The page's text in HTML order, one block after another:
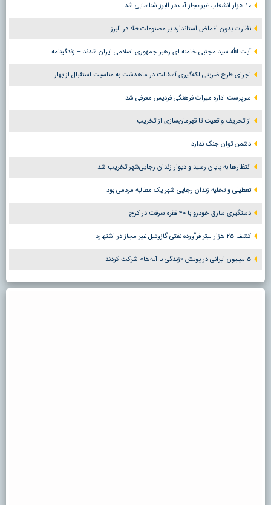
۱۰ هزار انشعاب غیرمجاز آب در البرز شناسایی شد
نظارت بدون اغماض استاندارد بر مصنوعات طلا در البرز
آیت الله سید مجتبی خامنه ای رهبر جمهوری اسلامی ایران شدند + زندگینامه
اجرای طرح ضربتی لکه‌گیری آسفالت در ماهدشت به مناسبت استقبال از بهار
سرپرست اداره میراث فرهنگی فردیس معرفی شد
از تحریف واقعیت تا قهرمان‌سازی از تخریب
دشمن توان جنگ ندارد
انتظارها به پایان رسید و دیوار زندان رجایی‌شهر تخریب شد
تعطیلی و تخلیه زندان رجایی شهر یک مطالبه مردمی بود
دستگیری سارق خودرو با ۴۰ فقره سرقت در کرج
کشف ۲۵ هزار لیتر فرآورده نفتی گازوئیل غیر مجاز در اشتهارد
۵ میلیون ایرانی در پویش «زندگی با آیه‌ها» شرکت کردند